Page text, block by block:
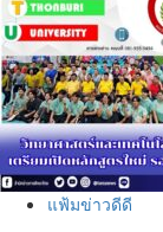
แฟ้มข่าวดีดี